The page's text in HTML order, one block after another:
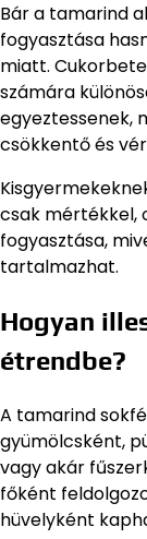
Bár a tamarind
fogyasztása
miatt.
számára
egyeztessenek,
csökkentő és
csak mértékkel,
fogyasztása,
tartalmazhat.
Hogyan
étrendbe?
A tamarind
gyümölcsként,
vagy akár
főként
hüvelyként